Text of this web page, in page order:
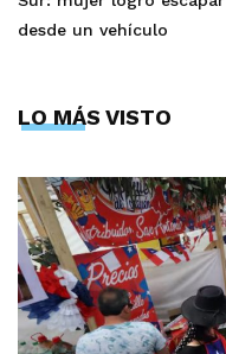
desde un vehículo
LO MÁS VISTO